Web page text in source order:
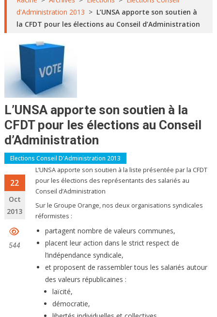
d'Administration 2013 > L’UNSA apporte son soutien à
la CFDT pour les élections au Conseil d’Administration
L’UNSA apporte son soutien à la
CFDT pour les élections au Conseil
d’Administration
Elections Conseil D'Administration 2013
22
Oct
2013
544
L’UNSA apporte son soutien à la liste présentée par la CFDT
pour les élections des représentants des salariés au
Conseil d’Administration
Sur le Groupe Orange, nos deux organisations syndicales
réformistes :
partagent nombre de valeurs communes,
placent leur action dans le strict respect de
l’indépendance syndicale,
et proposent de rassembler tous les salariés autour
des valeurs républicaines :
laïcité,
démocratie,